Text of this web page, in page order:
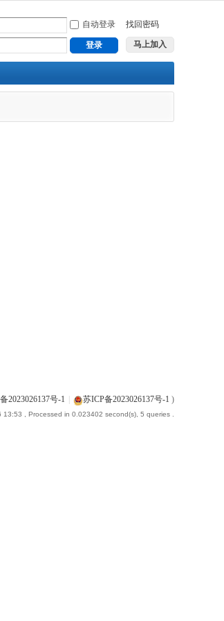
自动登录 找回密码
登录 马上加入
2023026137号-1 苏ICP备2023026137号-1 )
13:53 , Processed in 0.023402 second(s), 5 queries .